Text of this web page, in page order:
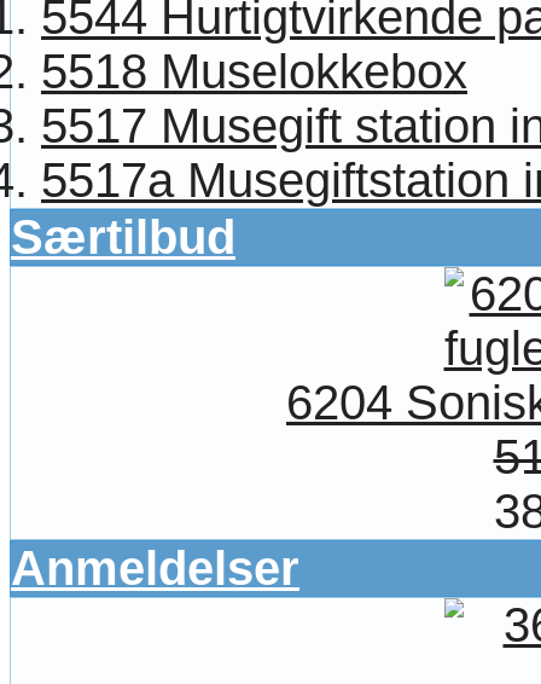
5544 Hurtigtvirkende
5518 Muselokkebox
5517 Musegift station
5517a Musegiftstation
Særtilbud
6204
Anmeldelser